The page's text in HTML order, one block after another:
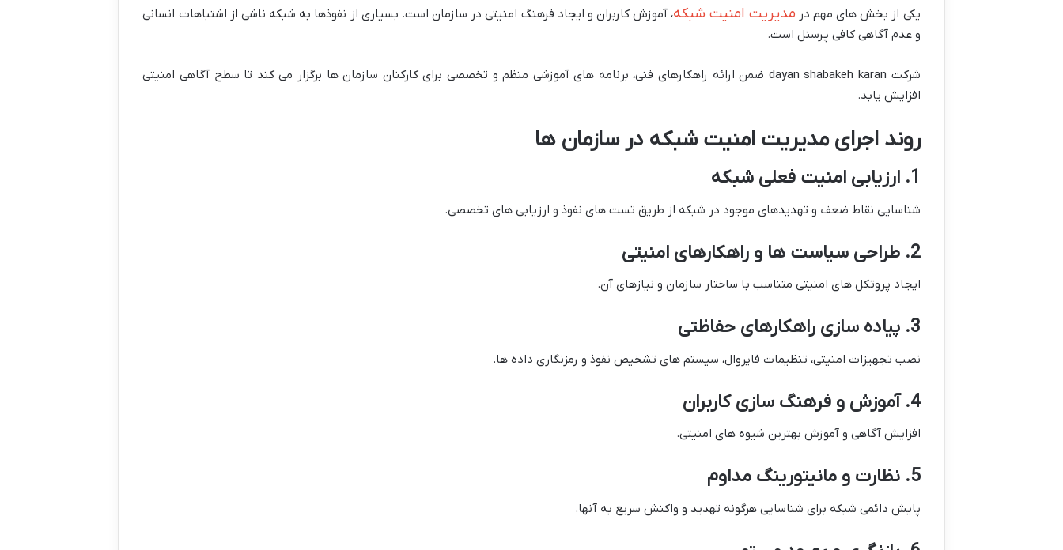
یکی از بخش های مهم در مدیریت امنیت شبکه، آموزش کاربران و ایجاد فرهنگ امنیتی در سازمان است. بسیاری از نفوذها به شبکه ناشی از اشتباهات انسانی
و عدم آگاهی کافی پرسنل است.
شرکت dayan shabakeh karan ضمن ارائه راهکارهای فنی، برنامه های آموزشی منظم و تخصصی برای کارکنان سازمان ها برگزار می کند تا سطح آگاهی امنیتی
افزایش یابد.
روند اجرای مدیریت امنیت شبکه در سازمان ها
1. ارزیابی امنیت فعلی شبکه
شناسایی نقاط ضعف و تهدیدهای موجود در شبکه از طریق تست های نفوذ و ارزیابی های تخصصی.
2. طراحی سیاست ها و راهکارهای امنیتی
ایجاد پروتکل های امنیتی متناسب با ساختار سازمان و نیازهای آن.
3. پیاده سازی راهکارهای حفاظتی
نصب تجهیزات امنیتی، تنظیمات فایروال، سیستم های تشخیص نفوذ و رمزنگاری داده ها.
4. آموزش و فرهنگ سازی کاربران
افزایش آگاهی و آموزش بهترین شیوه های امنیتی.
5. نظارت و مانیتورینگ مداوم
پایش دائمی شبکه برای شناسایی هرگونه تهدید و واکنش سریع به آنها.